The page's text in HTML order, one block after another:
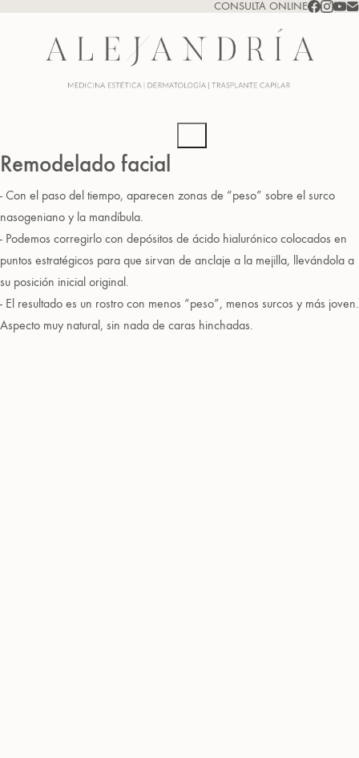
CONSULTA ONLINE
Remodelado facial
- Con el paso del tiempo, aparecen zonas de “peso” sobre el surco
nasogeniano y la mandíbula.
- Podemos corregirlo con depósitos de ácido hialurónico colocados en
puntos estratégicos para que sirvan de anclaje a la mejilla, llevándola a
su posición inicial original.
- El resultado es un rostro con menos “peso”, menos surcos y más joven.
Aspecto muy natural, sin nada de caras hinchadas.